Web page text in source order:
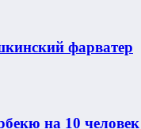
фарватер
на 10 человек